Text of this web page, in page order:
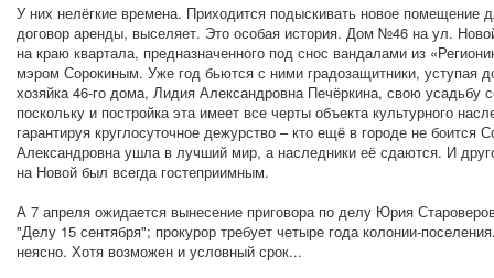
У них нелёгкие времена. Приходится подыскивать новое помещение
договор аренды, выселяет. Это особая история. Дом №46 на ул.
на краю квартала, предназначенного под снос вандалами из
мэром Сорокиным. Уже год бьются с ними градозащитники, уступая
хозяйка 46-го дома, Лидия Александровна Печёркина, свою усадьбу
поскольку и постройка эта имеет все черты объекта культурного
гарантируя круглосуточное дежурство – кто ещё в городе не
Александровна ушла в лучший мир, а наследники её сдаются. И
на Новой был всегда гостеприимным.
А 7 апреля ожидается вынесение приговора по делу Юрия
"Делу 15 сентября"; прокурор требует четыре года колонии-
неясно. Хотя возможен и условный срок...